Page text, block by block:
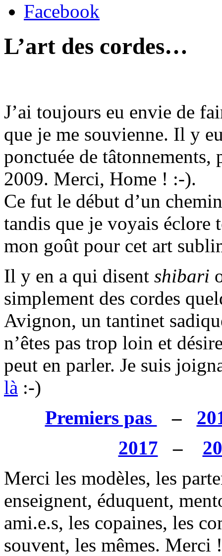
Facebook
L’art des cordes…
J’ai toujours eu envie de
que je me souvienne. Il y
ponctuée de
2009. Merci, Home ! :-).
Ce fut le début d’un
tandis que je voyais éclore
mon goût pour cet art
Il y en a qui disent shibari
simplement des cordes
Avignon, un tantinet
n’êtes pas trop loin et
peut en parler. Je suis
là :-)
Premiers pas
–
2017 –
Merci les modèles, les
enseignent, éduquent,
ami.e.s, les copaines, les
souvent, les mêmes. Merci